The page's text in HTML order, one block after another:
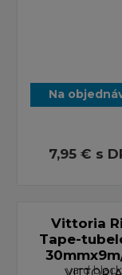
Na
7,95 € s
Vittoria
Tape-
yard black